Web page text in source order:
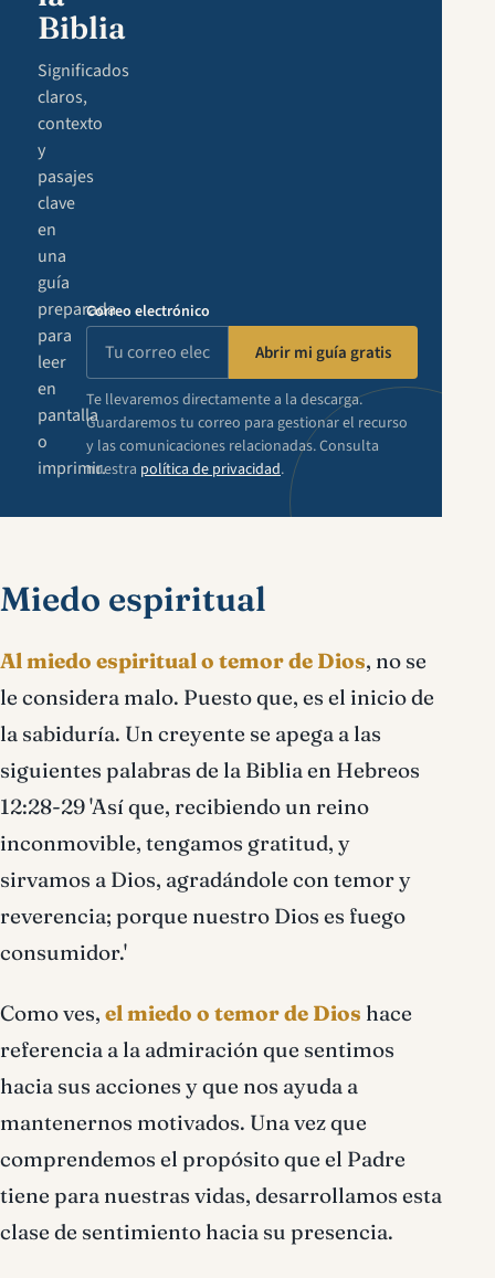
Biblia
Significados
claros,
contexto
y
pasajes
clave
en
una
guía
preparada
para
leer
en
pantalla
o
imprimir.
Correo electrónico
Abrir mi guía gratis
Te llevaremos directamente a la descarga.
Guardaremos tu correo para gestionar el recurso
y las comunicaciones relacionadas. Consulta
nuestra política de privacidad.
Miedo espiritual
Al miedo espiritual o temor de Dios, no se
le considera malo. Puesto que, es el inicio de
la sabiduría. Un creyente se apega a las
siguientes palabras de la Biblia en Hebreos
12:28-29 'Así que, recibiendo un reino
inconmovible, tengamos gratitud, y
sirvamos a Dios, agradándole con temor y
reverencia; porque nuestro Dios es fuego
consumidor.'
Como ves, el miedo o temor de Dios hace
referencia a la admiración que sentimos
hacia sus acciones y que nos ayuda a
mantenernos motivados. Una vez que
comprendemos el propósito que el Padre
tiene para nuestras vidas, desarrollamos esta
clase de sentimiento hacia su presencia.